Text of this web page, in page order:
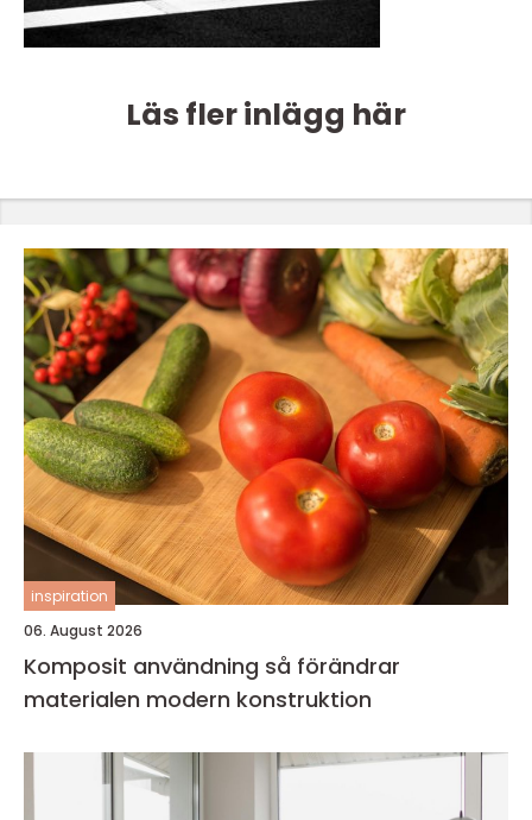
Läs fler inlägg här
inspiration
06. August 2026
Komposit användning så förändrar
materialen modern konstruktion